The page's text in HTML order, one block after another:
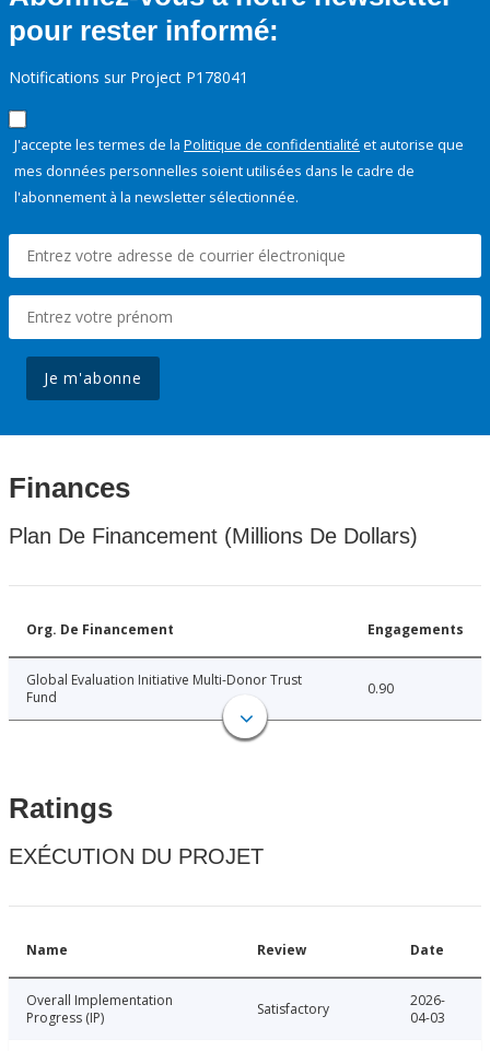
pour rester informé:
Notifications sur Project P178041
J'accepte les termes de la Politique de confidentialité et autorise que
mes données personnelles soient utilisées dans le cadre de
l'abonnement à la newsletter sélectionnée.
Je m'abonne
Finances
Plan De Financement (Millions De Dollars)
Org. De Financement Engagements
Global Evaluation Initiative Multi-Donor Trust
Fund
0.90
Ratings
EXÉCUTION DU PROJET
Name Review Date
Overall Implementation
Progress (IP)
Satisfactory
2026-
04-03